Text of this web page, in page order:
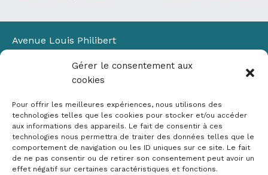
Gérer le consentement aux
cookies
Pour offrir les meilleures expériences, nous utilisons des
technologies telles que les cookies pour stocker et/ou accéder
aux informations des appareils. Le fait de consentir à ces
technologies nous permettra de traiter des données telles que le
comportement de navigation ou les ID uniques sur ce site. Le fait
de ne pas consentir ou de retirer son consentement peut avoir un
effet négatif sur certaines caractéristiques et fonctions.
Avenue Louis Philibert
Bâtiment Laennec
13100 Aix-en-Provence
✉ contact@crige-paca.org